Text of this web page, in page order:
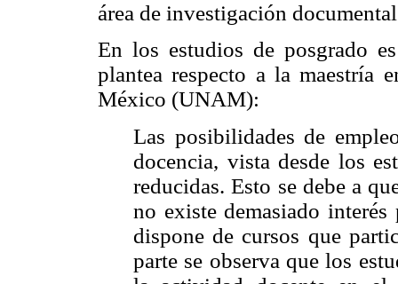
área de investigación
En los estudios de posgrado
plantea respecto a la maestría
México (UNAM):
Las posibilidades de
docencia, vista desde los
reducidas. Esto se debe a
no existe demasiado interés
dispone de cursos que
parte se observa que los